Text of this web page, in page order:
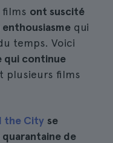
films ont suscité
qui
temps. Voici
qui continue
plusieurs films
the City se
de